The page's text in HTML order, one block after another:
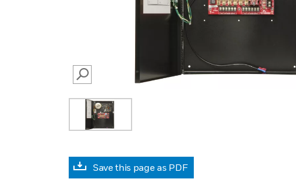
SEARCH
Save this page as PDF